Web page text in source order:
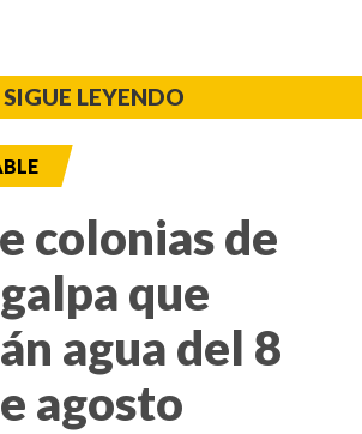
SIGUE LEYENDO
colonias de
que
agua del 8
agosto